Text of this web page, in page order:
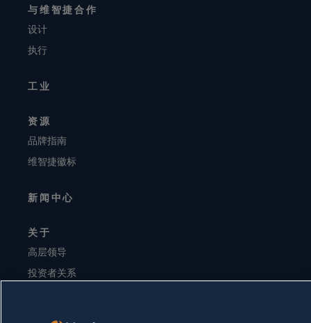
与维智捷合作
设计
执行
工业
资源
品牌指南
维智捷徽标
新闻中心
关于
高层领导
投资者关系